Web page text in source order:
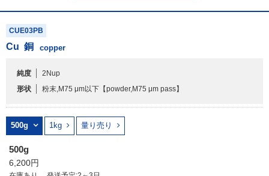
CUE03PB
Cu 銅 copper
純度
2Nup
形状
粉末,M75 μm以下 【powder,M75 μm pass】
500g 1kg 量り売り
500g
6,200円